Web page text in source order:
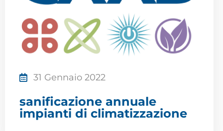
31 Gennaio 2022
sanificazione annuale
impianti di climatizzazione